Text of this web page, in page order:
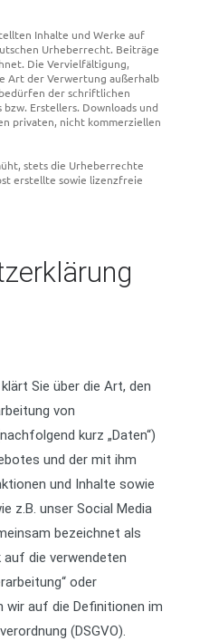
Inhalte und Werke auf
Urheberrecht. Beiträge
Die Vervielfältigung,
Art der Verwertung außerhalb
der schriftlichen
Erstellers. Downloads und
privaten, nicht kommerziellen
stets die Urheberrechte
erstellte sowie lizenzfreie
Sie über die Art, den
von
kurz „Daten“)
und der mit ihm
und Inhalte sowie
z.B. unser Social Media
bezeichnet als
auf die verwendeten
oder
wir auf die Definitionen im
(DSGVO).